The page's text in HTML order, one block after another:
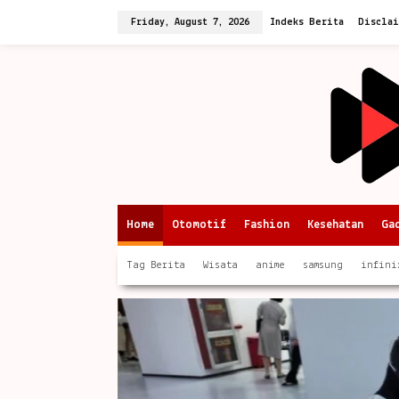
Friday, August 7, 2026 Indeks Berita
Home Otomotif Fashion Kesehatan
Tag Berita Wisata anime samsung